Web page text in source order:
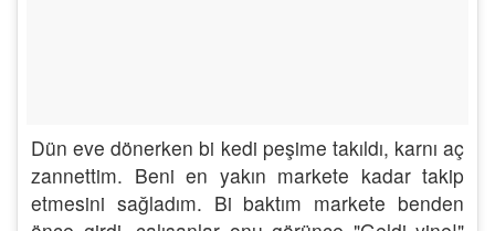
Dün eve dönerken bi kedi peşime takıldı, karnı aç
zannettim. Beni en yakın markete kadar takip
etmesini sağladım. Bi baktım markete benden